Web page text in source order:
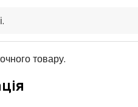
товару.